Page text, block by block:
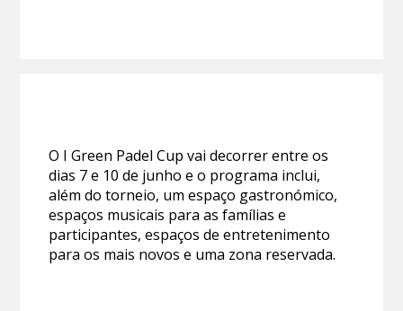
O I Green Padel Cup vai decorrer entre os
dias 7 e 10 de junho e o programa inclui,
além do torneio, um espaço gastronómico,
espaços musicais para as famílias e
participantes, espaços de entretenimento
para os mais novos e uma zona reservada.